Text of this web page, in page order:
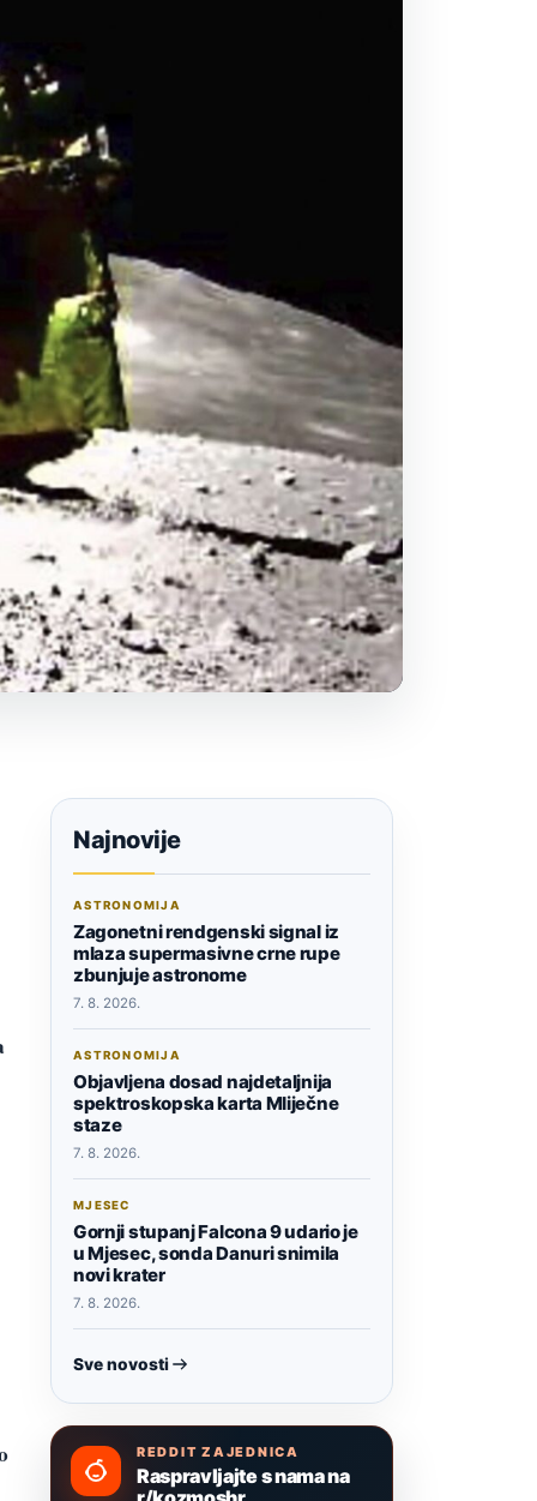
Najnovije
ASTRONOMIJA
Zagonetni rendgenski signal iz
mlaza supermasivne crne rupe
zbunjuje astronome
7. 8. 2026.
ASTRONOMIJA
Objavljena dosad najdetaljnija
spektroskopska karta Mliječne
staze
7. 8. 2026.
MJESEC
Gornji stupanj Falcona 9 udario je
u Mjesec, sonda Danuri snimila
novi krater
7. 8. 2026.
Sve novosti
REDDIT ZAJEDNICA
Raspravljajte s nama na